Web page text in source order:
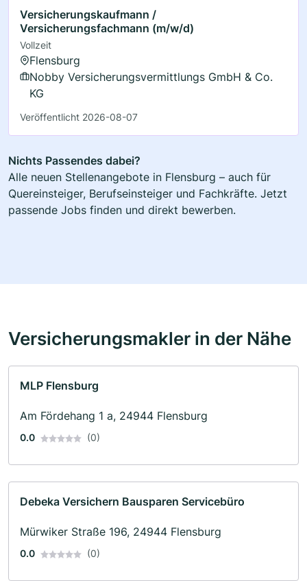
Versicherungskaufmann /
Versicherungsfachmann (m/w/d)
Vollzeit
Flensburg
Nobby Versicherungsvermittlungs GmbH & Co.
KG
Veröffentlicht 2026-08-07
Nichts Passendes dabei?
Alle neuen Stellenangebote in Flensburg – auch für
Quereinsteiger, Berufseinsteiger und Fachkräfte. Jetzt
passende Jobs finden und direkt bewerben.
Versicherungsmakler in der Nähe
MLP Flensburg
Am Fördehang 1 a, 24944 Flensburg
0.0 (0)
Debeka Versichern Bausparen Servicebüro
Mürwiker Straße 196, 24944 Flensburg
0.0 (0)